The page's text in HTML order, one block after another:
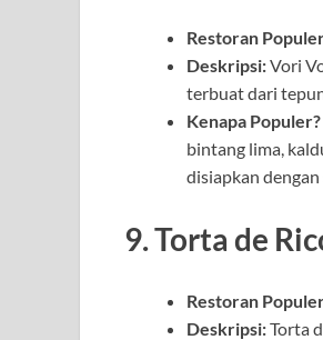
Restoran
Deskripsi:Vori
terbuat dari
Kenapa Populer?
bintang lima,
disiapkan
9. Torta de
Restoran
Deskripsi:Torta